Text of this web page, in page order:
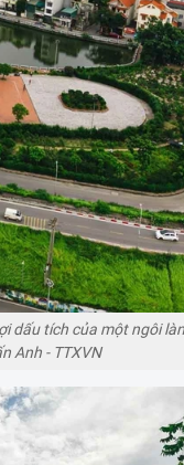
dấu tích của một ngôi
Anh - TTXVN